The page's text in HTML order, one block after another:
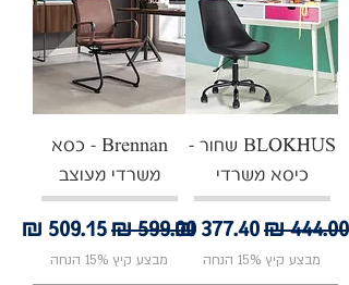
BLOKHUS שחור -
כיסא משרדי
מחיר רגילמחיר מבצע
מבצע קיץ 15% הנחה
Brennan - כסא
משרדי מעוצב
מחיר רגילמחיר
מבצע קיץ 15% הנחה